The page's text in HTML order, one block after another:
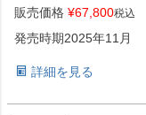
販売価格 ¥67,800税込
発売時期2025年11月
詳細を見る